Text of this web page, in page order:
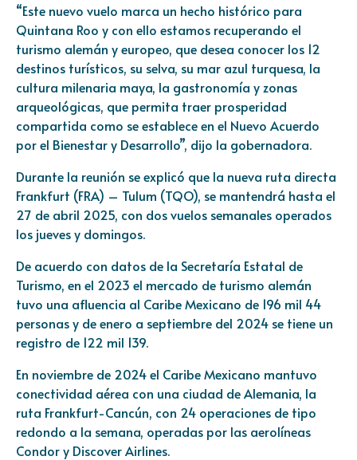
“Este nuevo vuelo marca un hecho histórico para
Quintana Roo y con ello estamos recuperando el
turismo alemán y europeo, que desea conocer los 12
destinos turísticos, su selva, su mar azul turquesa, la
cultura milenaria maya, la gastronomía y zonas
arqueológicas, que permita traer prosperidad
compartida como se establece en el Nuevo Acuerdo
por el Bienestar y Desarrollo”, dijo la gobernadora.
Durante la reunión se explicó que la nueva ruta directa
Frankfurt (FRA) – Tulum (TQO), se mantendrá hasta el
27 de abril 2025, con dos vuelos semanales operados
los jueves y domingos.
De acuerdo con datos de la Secretaría Estatal de
Turismo, en el 2023 el mercado de turismo alemán
tuvo una afluencia al Caribe Mexicano de 196 mil 44
personas y de enero a septiembre del 2024 se tiene un
registro de 122 mil 139.
En noviembre de 2024 el Caribe Mexicano mantuvo
conectividad aérea con una ciudad de Alemania, la
ruta Frankfurt-Cancún, con 24 operaciones de tipo
redondo a la semana, operadas por las aerolíneas
Condor y Discover Airlines.